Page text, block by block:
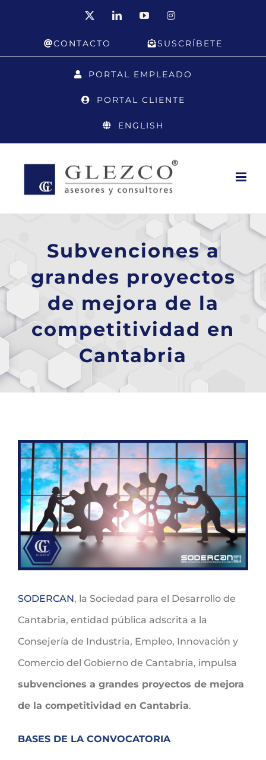
LinkedInYouTubeInstagram
CONTACTO SUSCRÍBETE
PORTAL EMPLEADO
PORTAL CLIENTE
ENGLISH
Subvenciones a
grandes proyectos
de mejora de la
competitividad en
Cantabria
Ver
imagen
más
grande
SODERCAN, la Sociedad para el Desarrollo de
Cantabria, entidad pública adscrita a la
Consejería de Industria, Empleo, Innovación y
Comercio del Gobierno de Cantabria, impulsa
subvenciones a grandes proyectos de mejora
de la competitividad en Cantabria.
BASES DE LA CONVOCATORIA